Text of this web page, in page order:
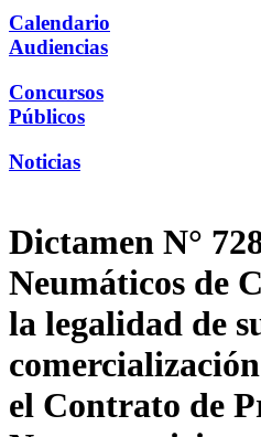
Calendario
Audiencias
Concursos
Públicos
Noticias
Dictamen N°
Neumáticos de
la legalidad de
el Contrato de